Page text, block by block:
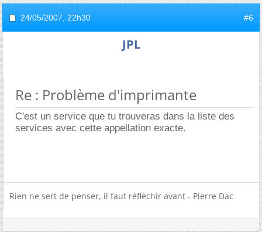
24/05/2007, 22h30 #6
JPL
Re : Problème d'imprimante
C'est un service que tu trouveras dans la liste des
services avec cette appellation exacte.
Rien ne sert de penser, il faut réfléchir avant - Pierre Dac